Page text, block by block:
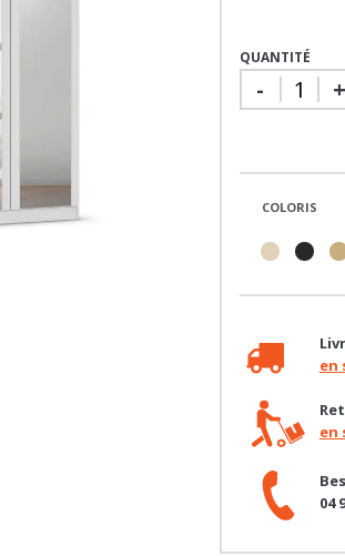
QUANTITÉ
- +
COLORIS
en
en
04